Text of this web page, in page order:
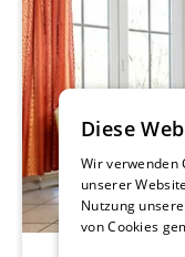
Diese
Wir verwenden
unserer
Nutzung
von Cookies